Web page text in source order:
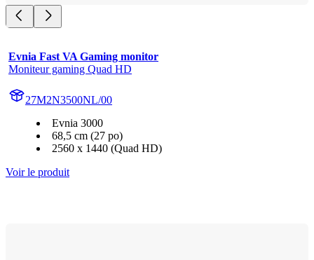
Evnia Fast VA Gaming monitor
Moniteur gaming Quad HD
27M2N3500NL/00
Evnia 3000
68,5 cm (27 po)
2560 x 1440 (Quad HD)
Voir le produit